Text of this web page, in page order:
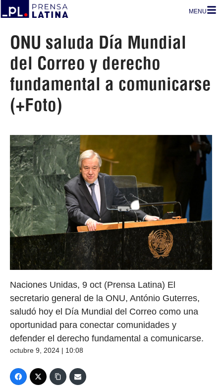
MENU
ONU saluda Día Mundial
del Correo y derecho
fundamental a comunicarse
(+Foto)
Naciones Unidas, 9 oct (Prensa Latina) El
secretario general de la ONU, António Guterres,
saludó hoy el Día Mundial del Correo como una
oportunidad para conectar comunidades y
defender el derecho fundamental a comunicarse.
octubre 9, 2024 | 10:08